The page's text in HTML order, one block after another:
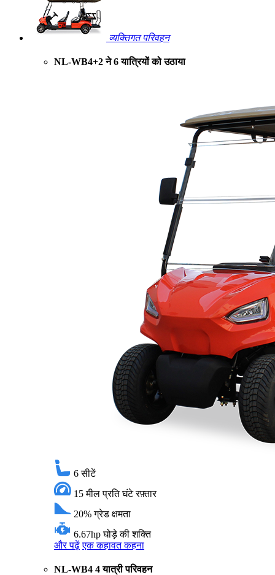
व्यक्तिगत परिवहन
NL-WB4+2 ने 6 यात्रियों को उठाया
6 सीटें
15 मील प्रति घंटे रफ़्तार
20% ग्रेड क्षमता
6.67hp घोड़े की शक्ति
और पढ़ें एक कहावत कहना
NL-WB4 4 यात्री परिवहन